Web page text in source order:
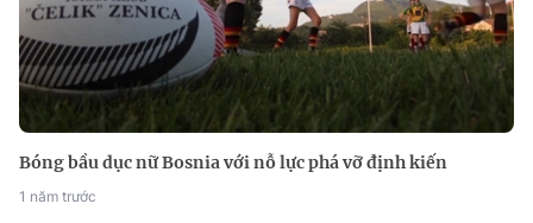
Bóng bầu dục nữ Bosnia với nỗ lực phá vỡ định kiến
1 năm trước